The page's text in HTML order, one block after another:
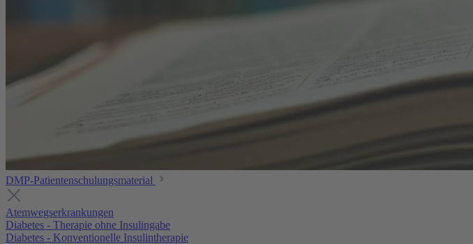
DMP-Patientenschulungsmaterial
Atemwegserkrankungen
Diabetes - Therapie ohne Insulingabe
Diabetes - Konventionelle Insulintherapie